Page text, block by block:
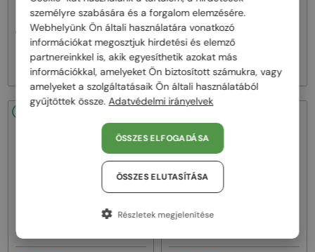
Celine—Napszemüvegek
CL40242I - 01B - 53
93 000 Ft 116 000 Ft
Celine—Napszemüvegek
CL40246U-Y - 30H - 61
111 000 Ft 142 000 Ft
Napszemüvegek
CL40246U-Y - 30N - 59
Celine—Napszemüvegek
személyre szabására és a forgalom elemzésére.
Webhelyünk Ön általi használatára vonatkozó
információkat megosztjuk hirdetési és elemző
partnereinkkel is, akik egyesíthetik azokat más
információkkal, amelyeket Ön biztosított számukra, vagy
amelyeket a szolgáltatásaik Ön általi használatából
gyűjtöttek össze. Adatvédelmi irányelvek
ÖSSZES ELFOGADÁSA
ÖSSZES ELUTASÍTÁSA
Részletek megjelenítése